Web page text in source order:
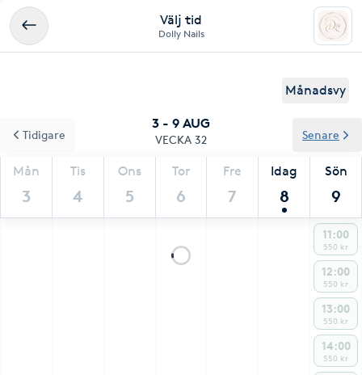
Välj tid
Dolly Nails
Månadsvy
3 - 9 AUG
VECKA 32
Mån
3
Tis
4
Ons
5
Tor
6
Fre
7
Idag
8
Sön
9
Tidigare Senare
11:00
550 kr
12:00
550 kr
13:00
550 kr
14:00
550 kr